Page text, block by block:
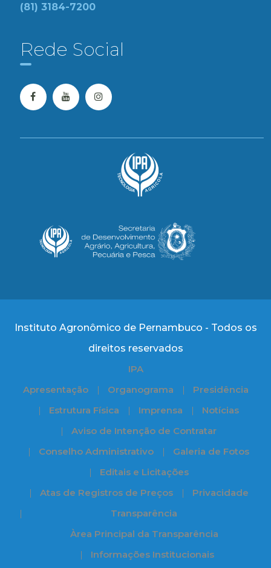
(81) 3184-7200
Rede Social
Instituto Agronômico de Pernambuco - Todos os
direitos reservados
IPA
Apresentação
Organograma
Presidência
Estrutura Física
Imprensa
Notícias
Aviso de Intenção de Contratar
Conselho Administrativo
Galeria de Fotos
Editais e Licitações
Atas de Registros de Preços
Privacidade
Transparência
Àrea Principal da Transparência
Informações Institucionais